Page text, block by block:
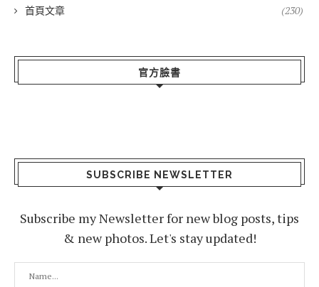
首頁文章 (230)
官方臉書
SUBSCRIBE NEWSLETTER
Subscribe my Newsletter for new blog posts, tips
& new photos. Let's stay updated!